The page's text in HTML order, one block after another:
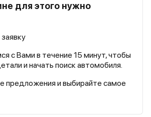
для этого нужно
с Вами в течение 15 минут, чтобы
и начать поиск автомобиля.
предложения и выбирайте самое